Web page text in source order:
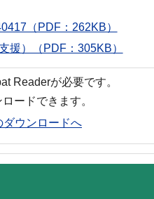
（PDF：262KB）
援）（PDF：305KB）
Readerが必要です。
ードできます。
ダウンロードへ